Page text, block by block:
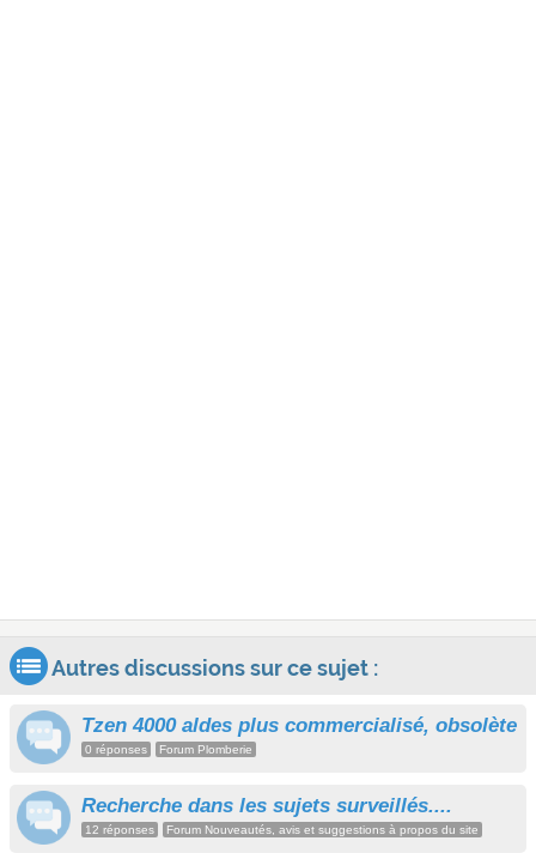
Autres discussions sur ce sujet :
Tzen 4000 aldes plus commercialisé, obsolète
0 réponses Forum Plomberie
Recherche dans les sujets surveillés....
12 réponses Forum Nouveautés, avis et suggestions à propos du site